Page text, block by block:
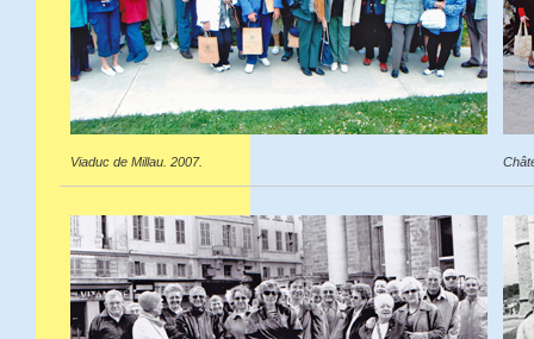
Viaduc de Millau. 2007.